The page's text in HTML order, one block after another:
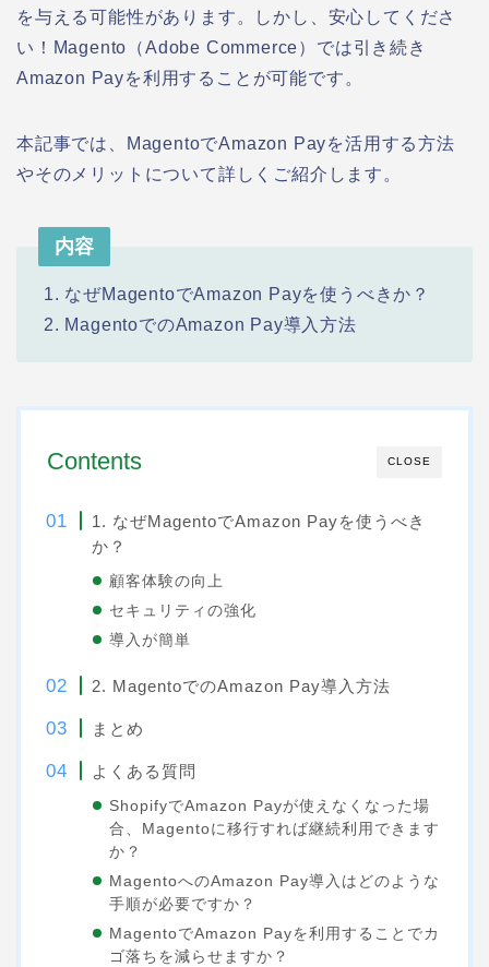
を与える可能性があります。しかし、安心してくださ
い！Magento（Adobe Commerce）では引き続き
Amazon Payを利用することが可能です。
本記事では、MagentoでAmazon Payを活用する方法
やそのメリットについて詳しくご紹介します。
内容
1. なぜMagentoでAmazon Payを使うべきか？
2. MagentoでのAmazon Pay導入方法
CLOSE
Contents
1. なぜMagentoでAmazon Payを使うべき
か？
顧客体験の向上
セキュリティの強化
導入が簡単
2. MagentoでのAmazon Pay導入方法
まとめ
よくある質問
ShopifyでAmazon Payが使えなくなった場
合、Magentoに移行すれば継続利用できます
か？
MagentoへのAmazon Pay導入はどのような
手順が必要ですか？
MagentoでAmazon Payを利用することでカ
ゴ落ちを減らせますか？